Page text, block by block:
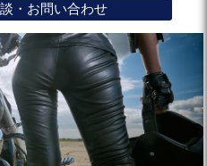
・お問い合わせ